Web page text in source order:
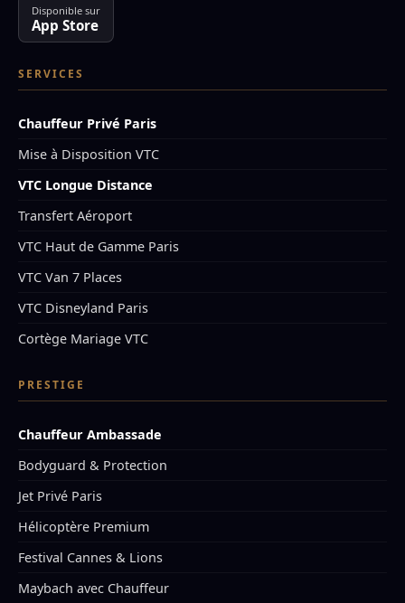
Disponible sur
App Store
SERVICES
Chauffeur Privé Paris
Mise à Disposition VTC
VTC Longue Distance
Transfert Aéroport
VTC Haut de Gamme Paris
VTC Van 7 Places
VTC Disneyland Paris
Cortège Mariage VTC
PRESTIGE
Chauffeur Ambassade
Bodyguard & Protection
Jet Privé Paris
Hélicoptère Premium
Festival Cannes & Lions
Maybach avec Chauffeur